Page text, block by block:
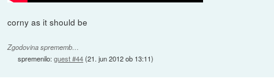
corny as it should be
Zgodovina sprememb…
spremenilo:guest #44(21. jun 2012 ob 13:11)